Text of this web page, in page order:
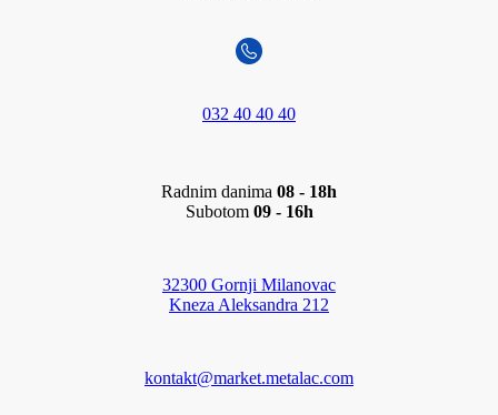
032 40 40 40
Radnim danima 08 - 18h
Subotom 09 - 16h
32300 Gornji Milanovac
Kneza Aleksandra 212
kontakt@market.metalac.com